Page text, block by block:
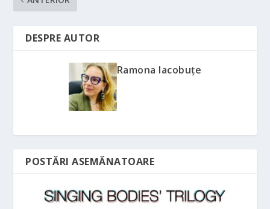
DESPRE AUTOR
Ramona Iacobuțe
POSTĂRI ASEMĂNATOARE